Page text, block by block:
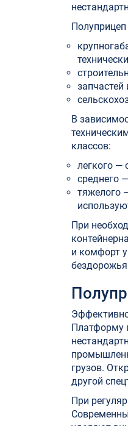
В
классов:
легкого —
среднего
тяжелого
При
и комфорт
Платформу
грузов.
другой
При